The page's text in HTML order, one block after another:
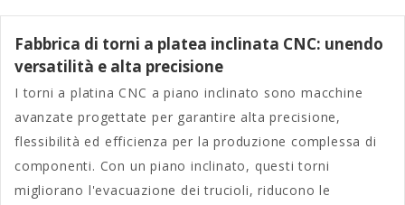
Fabbrica di torni a platea inclinata CNC: unendo
versatilità e alta precisione
I torni a platina CNC a piano inclinato sono macchine
avanzate progettate per garantire alta precisione,
flessibilità ed efficienza per la produzione complessa di
componenti. Con un piano inclinato, questi torni
migliorano l'evacuazione dei trucioli, riducono le